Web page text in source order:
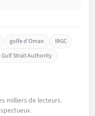
golfe d’Oman
IRGC
Gulf Strait Authority
milliers de lecteurs.